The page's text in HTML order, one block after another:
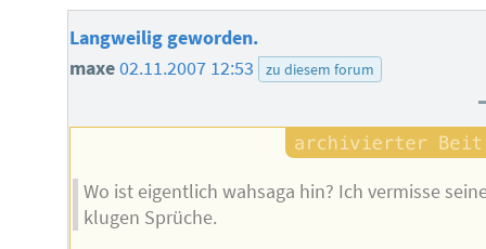
Langweilig geworden.
maxe02.11.2007 12:53 zu diesem forum
Wo ist eigentlich wahsaga hin? Ich vermisse
klugen Sprüche.